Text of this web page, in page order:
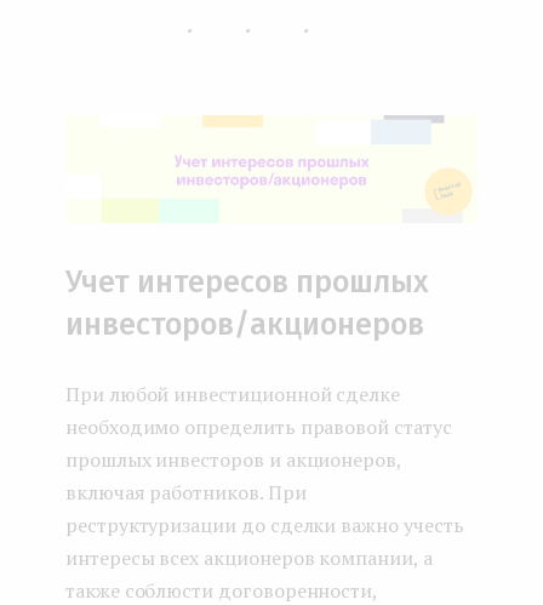
...
Учет интересов прошлых
инвесторов/акционеров
При любой инвестиционной сделке
необходимо определить правовой статус
прошлых инвесторов и акционеров,
включая работников. При
реструктуризации до сделки важно учесть
интересы всех акционеров компании, а
также соблюсти договоренности,